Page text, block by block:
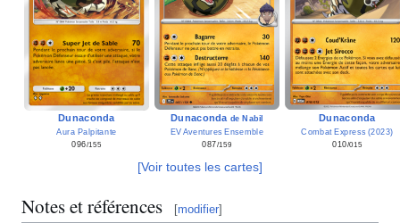
Dunaconda
Aura Palpitante
096/155
Dunaconda de Nabil
EV Aventures Ensemble
087/159
Dunaconda
Combat Express (2023)
010/015
[Voir toutes les cartes]
Notes et références [modifier]